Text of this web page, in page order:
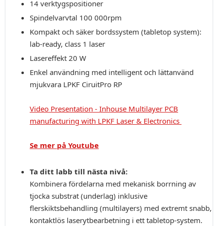
14 verktygspositioner
Spindelvarvtal 100 000rpm
Kompakt och säker bordssystem (tabletop system):
lab-ready, class 1 laser
Lasereffekt 20 W
Enkel användning med intelligent och lättanvänd
mjukvara LPKF CiruitPro RP
Video Presentation - Inhouse Multilayer PCB
manufacturing with LPKF Laser & Electronics
Se mer på Youtube
Ta ditt labb till nästa nivå:
Kombinera fördelarna med mekanisk borrning av
tjocka substrat (underlag) inklusive
flerskiktsbehandling (multilayers) med extremt snabb,
kontaktlös laserytbearbetning i ett tabletop-system.